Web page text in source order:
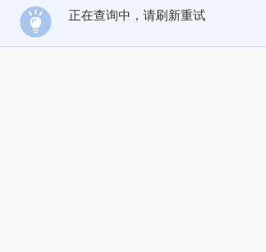
正在查询中，请刷新重试